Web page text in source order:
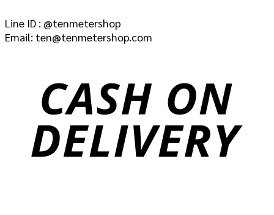
Line ID : @tenmetershop
Email: ten@tenmetershop.com